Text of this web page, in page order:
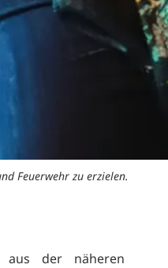
Feuerwehr zu erzielen.
aus der näheren